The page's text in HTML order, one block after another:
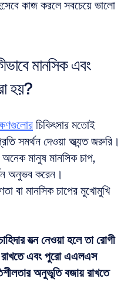
কাজ করলে সবচেয়ে ভালো
মানসিক এবং
হয়?
চিকিৎসার মতোই
সমর্থন দেওয়া অত্যন্ত জরুরি।
অনুভব করেন।
বা মানসিক চাপের মুখোমুখি
যত্ন নেওয়া হলে তা রোগী
রাখতে এবং পুরো এএলএস
অনুভূতি বজায় রাখতে